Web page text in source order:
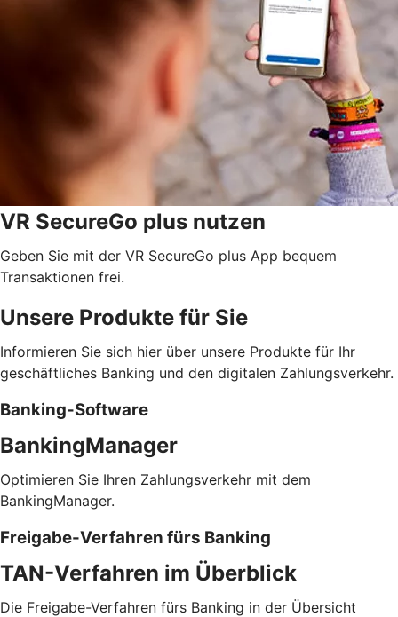
VR SecureGo plus nutzen
Geben Sie mit der VR SecureGo plus App bequem
Transaktionen frei.
Unsere Produkte für Sie
Informieren Sie sich hier über unsere Produkte für Ihr
geschäftliches Banking und den digitalen Zahlungsverkehr.
Banking-Software
BankingManager
Optimieren Sie Ihren Zahlungsverkehr mit dem
BankingManager.
Freigabe-Verfahren fürs Banking
TAN-Verfahren im Überblick
Die Freigabe-Verfahren fürs Banking in der Übersicht